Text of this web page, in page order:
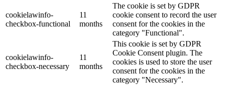
cookielawinfo-
checkbox-functional
11
months
The cookie is set by GDPR
cookie consent to record the user
consent for the cookies in the
category "Functional".
cookielawinfo-
checkbox-necessary
11
months
This cookie is set by GDPR
Cookie Consent plugin. The
cookies is used to store the user
consent for the cookies in the
category "Necessary".